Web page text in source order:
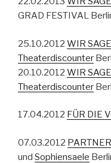
GRAD FESTIVAL
25.10.2012 WIR
Theaterdiscounter
20.10.2012 WIR
Theaterdiscounter
17.04.2012 FÜR DIE
07.03.2012
und Sophiensaele